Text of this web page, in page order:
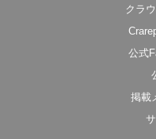
クラ
公式
掲載